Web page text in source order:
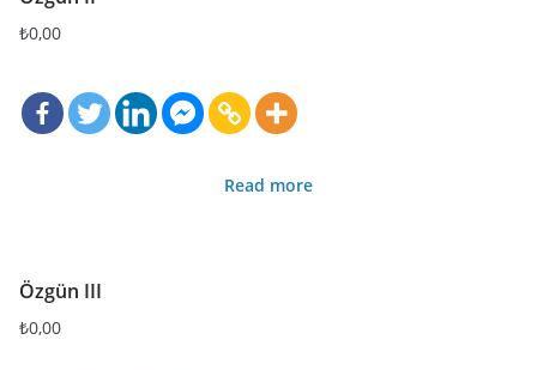
₺0,00
Read more
Özgün III
₺0,00